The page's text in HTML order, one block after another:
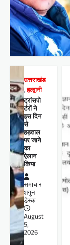
उत्तराखंड
,हल्द्वानी
ट्रांसपो
र्टरों ने
इस दिन
से
हड़ताल
पर जाने
का
ऐलान
किया
समाचार
शगुन
डेस्क
August
5,
2026